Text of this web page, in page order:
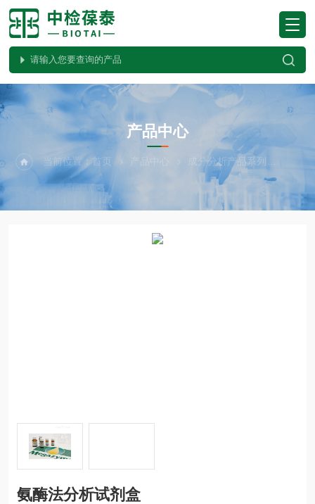
PRODUCTS CENTER
产品中心
当前位置：首页 产品中心 成分分析产品系列
氨酶法分析试剂盒